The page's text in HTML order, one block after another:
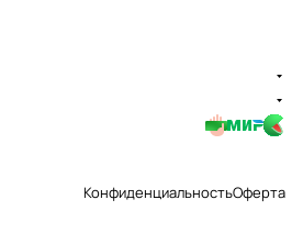
КонфиденциальностьОферта